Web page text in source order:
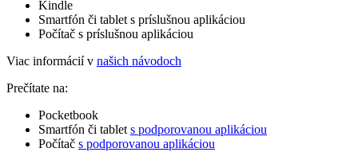
Kindle
Smartfón či tablet s príslušnou aplikáciou
Počítač s príslušnou aplikáciou
Viac informácií v našich návodoch
Prečítate na:
Pocketbook
Smartfón či tablet s podporovanou aplikáciou
Počítač s podporovanou aplikáciou